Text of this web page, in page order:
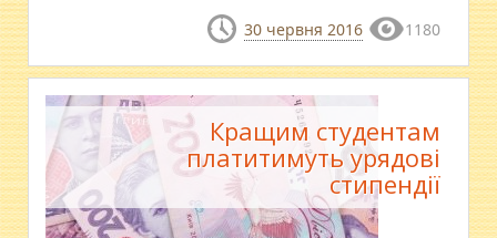
30 червня 2016 1180
Кращим студентам
платитимуть урядові
стипендії